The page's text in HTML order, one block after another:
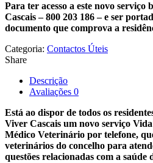
Para ter acesso a este novo
Cascais – 800 203 186 – e ser
documento que comprova a
Categoria: Contactos Úteis
Share
Descrição
Avaliações 0
Está ao dispor de todos os
Viver Cascais um novo serviço
Médico Veterinário por telefone,
veterinários do concelho para
questões relacionadas com a saúde